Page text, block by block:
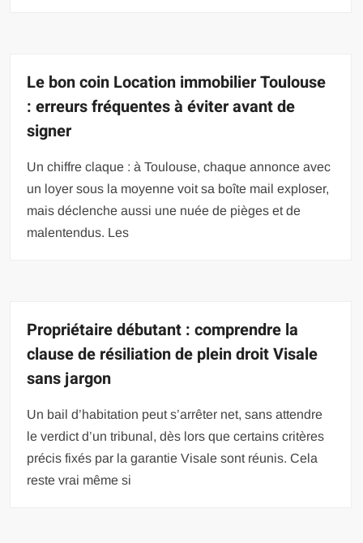
Le bon coin Location immobilier Toulouse
: erreurs fréquentes à éviter avant de
signer
Un chiffre claque : à Toulouse, chaque annonce avec
un loyer sous la moyenne voit sa boîte mail exploser,
mais déclenche aussi une nuée de pièges et de
malentendus. Les
Propriétaire débutant : comprendre la
clause de résiliation de plein droit Visale
sans jargon
Un bail d’habitation peut s’arrêter net, sans attendre
le verdict d’un tribunal, dès lors que certains critères
précis fixés par la garantie Visale sont réunis. Cela
reste vrai même si